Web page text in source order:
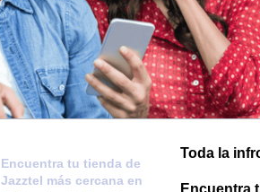
Encuentra tu tienda de
Jazztel más cercana en
Toda la
Encuentra